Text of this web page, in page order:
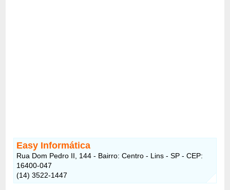
Easy Informática
Rua Dom Pedro II, 144 - Bairro: Centro - Lins - SP - CEP:
16400-047
(14) 3522-1447